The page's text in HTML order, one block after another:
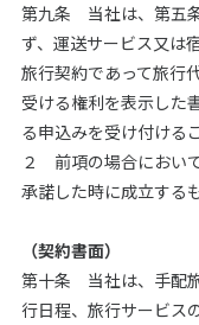
第九条 当社は、第五
ず、運送サービス又は
旅行契約であって旅行
受ける権利を表示した
る申込みを受け付ける
２ 前項の場合におい
承諾した時に成立する
（契約書面）
第十条 当社は、手配
行日程、旅行サービス